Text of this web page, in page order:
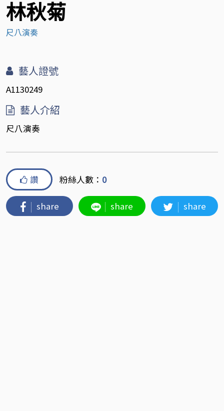
林秋菊
尺八演奏
藝人證號
A1130249
藝人介紹
尺八演奏
讚 粉絲人數： 0
share share share